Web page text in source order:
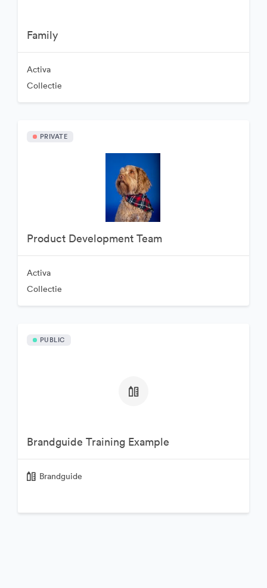
Family
Activa
Collectie
PRIVATE
Product Development Team
Activa
Collectie
PUBLIC
Brandguide Training Example
Brandguide